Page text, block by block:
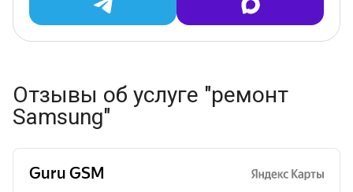
Отзывы об услуге "ремонт
Samsung"